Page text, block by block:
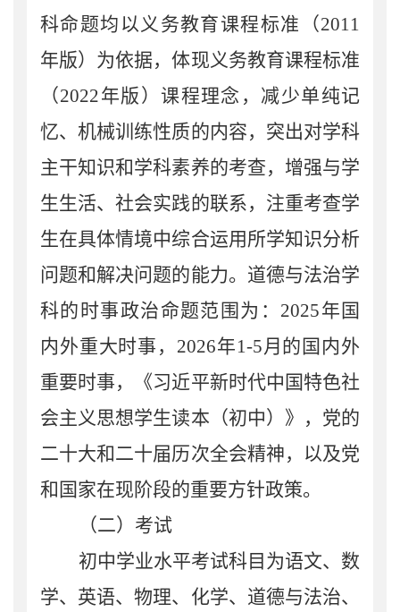
科命题均以义务教育课程标准（2011
年版）为依据，体现义务教育课程标准
（2022年版）课程理念，减少单纯记
忆、机械训练性质的内容，突出对学科
主干知识和学科素养的考查，增强与学
生生活、社会实践的联系，注重考查学
生在具体情境中综合运用所学知识分析
问题和解决问题的能力。道德与法治学
科的时事政治命题范围为： 2025年国
内外重大时事， 2026年1-5月的国内外
重要时事，《习近平新时代中国特色社
会主义思想学生读本（初中）》，党的
二十大和二十届历次全会精神，以及党
和国家在现阶段的重要方针政策。
（二）考试
初中学业水平考试科目为语文、数
学、英语、物理、化学、道德与法治、